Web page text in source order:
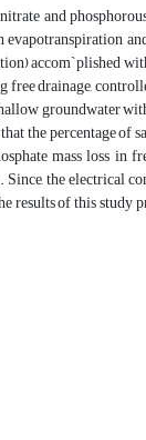
and
accom`plished
drainage,
groundwater
the percentage of
mass loss in
Since, the
results of this study